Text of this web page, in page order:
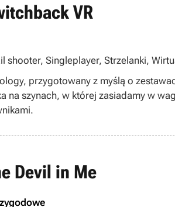
VR
shooter, Singleplayer, Strzelanki,
przygotowany z myślą o
na szynach, w której zasiadamy w
Devil in Me